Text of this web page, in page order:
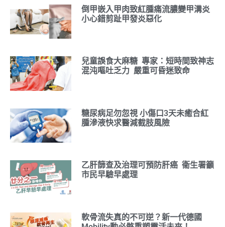
倒甲嵌入甲肉致紅腫痛流膿變甲溝炎
小心錯剪趾甲發炎惡化
兒童誤食大麻糖 專家：短時間致神志
混沌嘔吐乏力 嚴重可昏迷致命
糖尿病足勿忽視 小傷口3天未癒合紅
腫滲液快求醫減截肢風險
乙肝篩查及治理可預防肝癌 衞生署籲
市民早驗早處理
軟骨流失真的不可逆？新一代德國